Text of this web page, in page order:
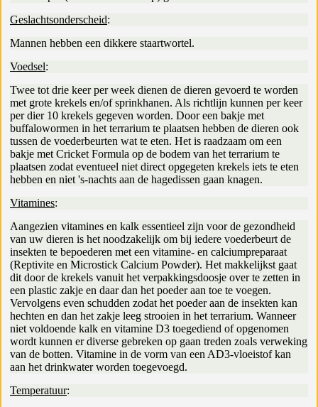
Geslachtsonderscheid:
Mannen hebben een dikkere staartwortel.
Voedsel:
Twee tot drie keer per week dienen de dieren gevoerd te worden
met grote krekels en/of sprinkhanen. Als richtlijn kunnen per keer
per dier 10 krekels gegeven worden. Door een bakje met
buffalowormen in het terrarium te plaatsen hebben de dieren ook
tussen de voederbeurten wat te eten. Het is raadzaam om een
bakje met Cricket Formula op de bodem van het terrarium te
plaatsen zodat eventueel niet direct opgegeten krekels iets te eten
hebben en niet 's-nachts aan de hagedissen gaan knagen.
Vitamines:
Aangezien vitamines en kalk essentieel zijn voor de gezondheid
van uw dieren is het noodzakelijk om bij iedere voederbeurt de
insekten te bepoederen met een vitamine- en calciumpreparaat
(Reptivite en Microstick Calcium Powder). Het makkelijkst gaat
dit door de krekels vanuit het verpakkingsdoosje over te zetten in
een plastic zakje en daar dan het poeder aan toe te voegen.
Vervolgens even schudden zodat het poeder aan de insekten kan
hechten en dan het zakje leeg strooien in het terrarium. Wanneer
niet voldoende kalk en vitamine D3 toegediend of opgenomen
wordt kunnen er diverse gebreken op gaan treden zoals verweking
van de botten. Vitamine in de vorm van een AD3-vloeistof kan
aan het drinkwater worden toegevoegd.
Temperatuur: